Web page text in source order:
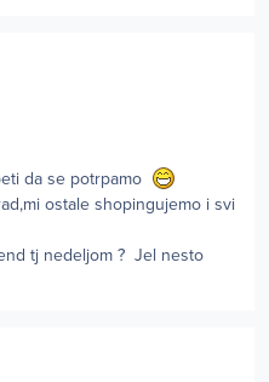
da se potrpamo
ostale shopingujemo i svi
tj nedeljom ? Jel nesto